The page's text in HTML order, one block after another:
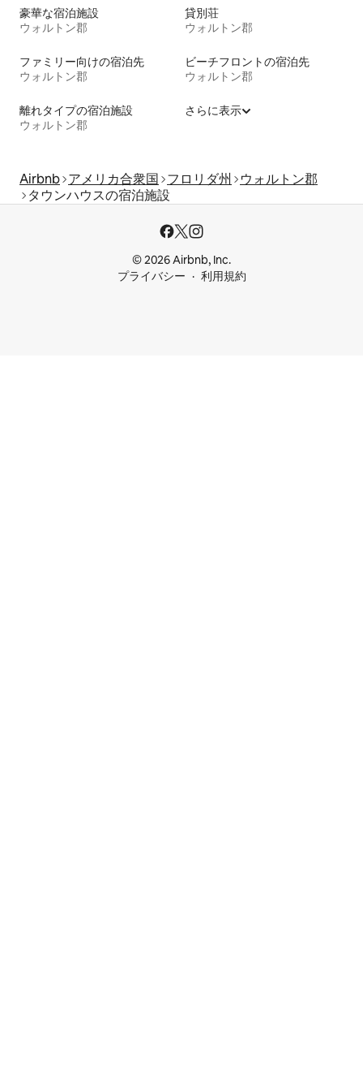
豪華な宿泊施設
ウォルトン郡
貸別荘
ウォルトン郡
ファミリー向けの宿泊先
ウォルトン郡
ビーチフロントの宿泊先
ウォルトン郡
離れタイプの宿泊施設
ウォルトン郡
さらに表示
Airbnb アメリカ合衆国 フロリダ州
ウォルトン郡
タウンハウスの宿泊施設
© 2026 Airbnb, Inc.
プライバシー
利用規約